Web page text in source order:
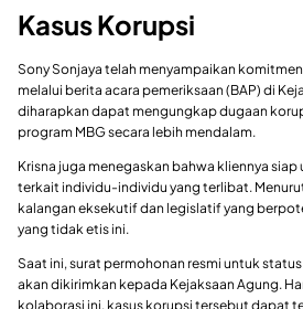
Kasus Korupsi
Sony Sonjaya telah menyampaikan
melalui berita acara pemeriksaan (BAP) di
diharapkan dapat mengungkap dugaan
program MBG secara lebih mendalam.
Krisna juga menegaskan bahwa kliennya
terkait individu-individu yang terlibat.
kalangan eksekutif dan legislatif yang
yang tidak etis ini.
Saat ini, surat permohonan resmi untuk
akan dikirimkan kepada Kejaksaan Agung.
kolaborasi ini, kasus korupsi tersebut dapat